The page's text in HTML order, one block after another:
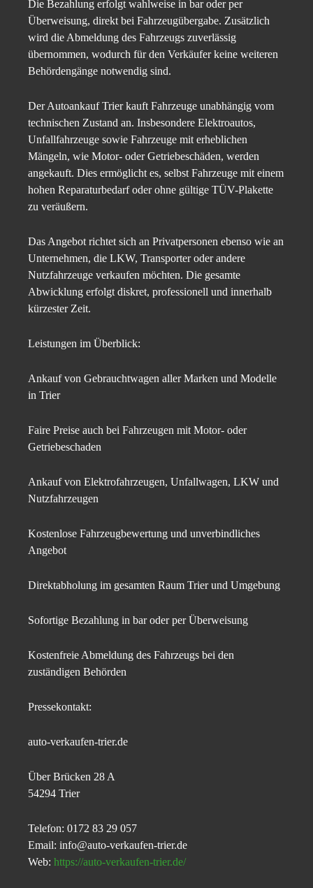
Die Bezahlung erfolgt wahlweise in bar oder per
Überweisung, direkt bei Fahrzeugübergabe. Zusätzlich
wird die Abmeldung des Fahrzeugs zuverlässig
übernommen, wodurch für den Verkäufer keine weiteren
Behördengänge notwendig sind.
Der Autoankauf Trier kauft Fahrzeuge unabhängig vom
technischen Zustand an. Insbesondere Elektroautos,
Unfallfahrzeuge sowie Fahrzeuge mit erheblichen
Mängeln, wie Motor- oder Getriebeschäden, werden
angekauft. Dies ermöglicht es, selbst Fahrzeuge mit einem
hohen Reparaturbedarf oder ohne gültige TÜV-Plakette
zu veräußern.
Das Angebot richtet sich an Privatpersonen ebenso wie an
Unternehmen, die LKW, Transporter oder andere
Nutzfahrzeuge verkaufen möchten. Die gesamte
Abwicklung erfolgt diskret, professionell und innerhalb
kürzester Zeit.
Leistungen im Überblick:
Ankauf von Gebrauchtwagen aller Marken und Modelle
in Trier
Faire Preise auch bei Fahrzeugen mit Motor- oder
Getriebeschaden
Ankauf von Elektrofahrzeugen, Unfallwagen, LKW und
Nutzfahrzeugen
Kostenlose Fahrzeugbewertung und unverbindliches
Angebot
Direktabholung im gesamten Raum Trier und Umgebung
Sofortige Bezahlung in bar oder per Überweisung
Kostenfreie Abmeldung des Fahrzeugs bei den
zuständigen Behörden
Pressekontakt:
auto-verkaufen-trier.de
Über Brücken 28 A
54294 Trier
Telefon: 0172 83 29 057
Email: info@auto-verkaufen-trier.de
Web: https://auto-verkaufen-trier.de/